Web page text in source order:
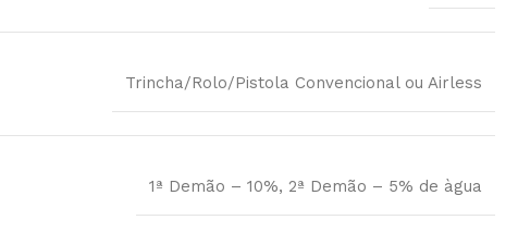
Trincha/Rolo/Pistola Convencional ou Airless
1ª Demão – 10%, 2ª Demão – 5% de àgua